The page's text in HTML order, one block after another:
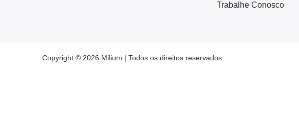
Trabalhe Conosco
Copyright © 2026 Milium | Todos os direitos reservados